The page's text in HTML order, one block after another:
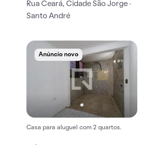
Rua Ceará, Cidade São Jorge ·
Santo André
Anúncio novo
Casa para aluguel com 2 quartos.